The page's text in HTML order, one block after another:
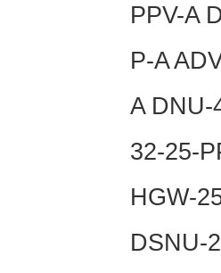
PPV-A
P-A
A DNU-
32-25-
HGW-
DSNU-